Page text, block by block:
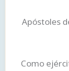
Apóstoles
Como